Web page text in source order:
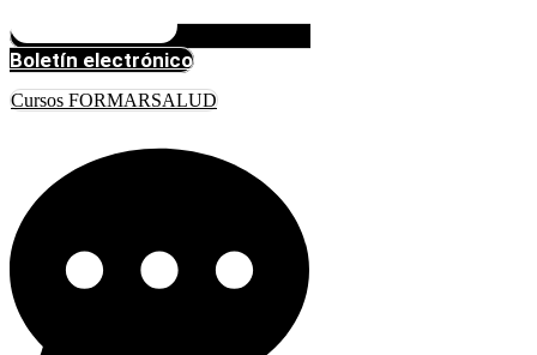
Boletín electrónico
Cursos FORMARSALUD